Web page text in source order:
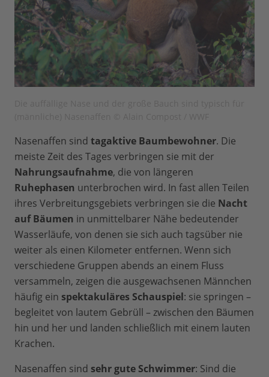
Nasenaffen sind tagaktive Baumbewohner. Die
meiste Zeit des Tages verbringen sie mit der
Nahrungsaufnahme, die von längeren
Ruhephasen unterbrochen wird. In fast allen Teilen
ihres Verbreitungsgebiets verbringen sie die Nacht
auf Bäumen in unmittelbarer Nähe bedeutender
Wasserläufe, von denen sie sich auch tagsüber nie
weiter als einen Kilometer entfernen. Wenn sich
verschiedene Gruppen abends an einem Fluss
versammeln, zeigen die ausgewachsenen Männchen
häufig ein spektakuläres Schauspiel: sie springen –
begleitet von lautem Gebrüll – zwischen den Bäumen
hin und her und landen schließlich mit einem lauten
Krachen.
Nasenaffen sind sehr gute Schwimmer: Sind die